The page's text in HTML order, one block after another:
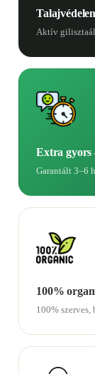
Aktív
Extra gyors
Garantált 3–6
100%
100%